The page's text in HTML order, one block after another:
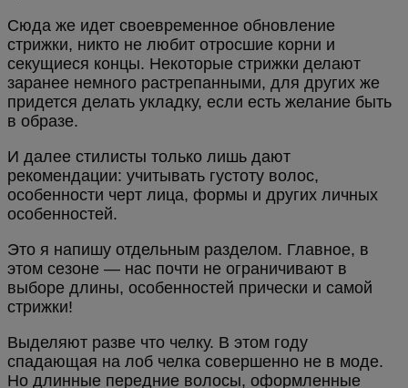
Сюда же идет своевременное обновление
стрижки, никто не любит отросшие корни и
секущиеся концы. Некоторые стрижки делают
заранее немного растрепанными, для других же
придется делать укладку, если есть желание быть
в образе.
И далее стилисты только лишь дают
рекомендации: учитывать густоту волос,
особенности черт лица, формы и других личных
особенностей.
Это я напишу отдельным разделом. Главное, в
этом сезоне — нас почти не ограничивают в
выборе длины, особенностей прически и самой
стрижки!
Выделяют разве что челку. В этом году
спадающая на лоб челка совершенно не в моде.
Но длинные передние волосы, оформленные